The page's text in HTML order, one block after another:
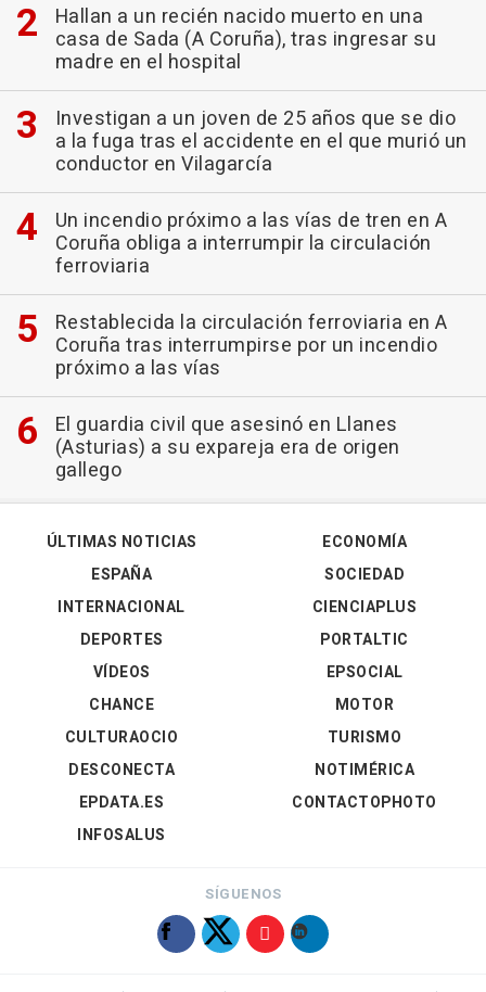
Hallan a un recién nacido muerto en una
casa de Sada (A Coruña), tras ingresar su
madre en el hospital
Investigan a un joven de 25 años que se dio
a la fuga tras el accidente en el que murió un
conductor en Vilagarcía
Un incendio próximo a las vías de tren en A
Coruña obliga a interrumpir la circulación
ferroviaria
Restablecida la circulación ferroviaria en A
Coruña tras interrumpirse por un incendio
próximo a las vías
El guardia civil que asesinó en Llanes
(Asturias) a su expareja era de origen
gallego
ÚLTIMAS NOTICIAS
ESPAÑA
INTERNACIONAL
DEPORTES
VÍDEOS
ECONOMÍA
SOCIEDAD
CIENCIAPLUS
PORTALTIC
EPSOCIAL
CHANCE
CULTURAOCIO
DESCONECTA
EPDATA.ES
INFOSALUS
MOTOR
TURISMO
NOTIMÉRICA
CONTACTOPHOTO
SÍGUENOS